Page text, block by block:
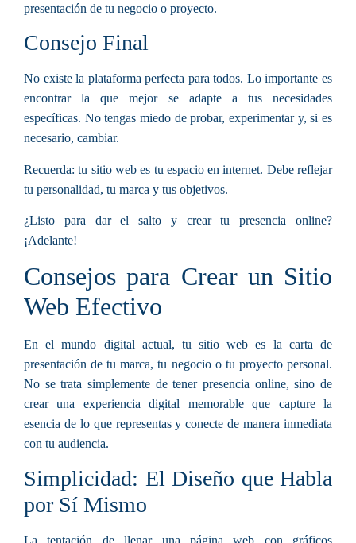
presentación de tu negocio o proyecto.
Consejo Final
No existe la plataforma perfecta para todos. Lo importante es
encontrar la que mejor se adapte a tus necesidades
específicas. No tengas miedo de probar, experimentar y, si es
necesario, cambiar.
Recuerda: tu sitio web es tu espacio en internet. Debe reflejar
tu personalidad, tu marca y tus objetivos.
¿Listo para dar el salto y crear tu presencia online?
¡Adelante!
Consejos para Crear un Sitio
Web Efectivo
En el mundo digital actual, tu sitio web es la carta de
presentación de tu marca, tu negocio o tu proyecto personal.
No se trata simplemente de tener presencia online, sino de
crear una experiencia digital memorable que capture la
esencia de lo que representas y conecte de manera inmediata
con tu audiencia.
Simplicidad: El Diseño que Habla
por Sí Mismo
La tentación de llenar una página web con gráficos